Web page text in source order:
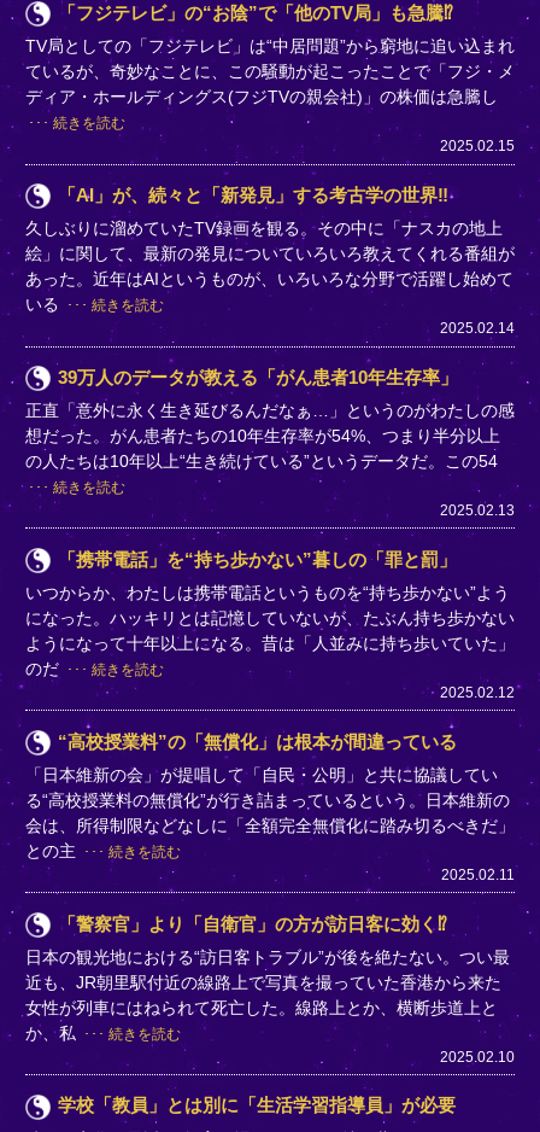
「フジテレビ」の“お陰”で「他のTV局」も急騰⁉
TV局としての「フジテレビ」は“中居問題”から窮地に追い込まれ
ているが、奇妙なことに、この騒動が起こったことで「フジ・メ
ディア・ホールディングス(フジTVの親会社)」の株価は急騰し
続きを読む
2025.02.15
「AI」が、続々と「新発見」する考古学の世界‼
久しぶりに溜めていたTV録画を観る。その中に「ナスカの地上
絵」に関して、最新の発見についていろいろ教えてくれる番組が
あった。近年はAIというものが、いろいろな分野で活躍し始めて
いる
続きを読む
2025.02.14
39万人のデータが教える「がん患者10年生存率」
正直「意外に永く生き延びるんだなぁ…」というのがわたしの感
想だった。がん患者たちの10年生存率が54%、つまり半分以上
の人たちは10年以上“生き続けている”というデータだ。この54
続きを読む
2025.02.13
「携帯電話」を“持ち歩かない”暮しの「罪と罰」
いつからか、わたしは携帯電話というものを“持ち歩かない”よう
になった。ハッキリとは記憶していないが、たぶん持ち歩かない
ようになって十年以上になる。昔は「人並みに持ち歩いていた」
のだ
続きを読む
2025.02.12
“高校授業料”の「無償化」は根本が間違っている
「日本維新の会」が提唱して「自民・公明」と共に協議してい
る“高校授業料の無償化”が行き詰まっているという。日本維新の
会は、所得制限などなしに「全額完全無償化に踏み切るべきだ」
との主
続きを読む
2025.02.11
「警察官」より「自衛官」の方が訪日客に効く⁉
日本の観光地における“訪日客トラブル”が後を絶たない。つい最
近も、JR朝里駅付近の線路上で写真を撮っていた香港から来た
女性が列車にはねられて死亡した。線路上とか、横断歩道上と
か、私
続きを読む
2025.02.10
学校「教員」とは別に「生活学習指導員」が必要